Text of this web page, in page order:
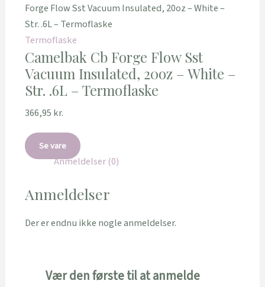
Forge Flow Sst Vacuum Insulated, 20oz – White –
Str. .6L – Termoflaske
Termoflaske
Camelbak Cb Forge Flow Sst
Vacuum Insulated, 20oz – White –
Str. .6L – Termoflaske
366,95 kr.
Se vare
Anmeldelser (0)
Anmeldelser
Der er endnu ikke nogle anmeldelser.
Vær den første til at anmelde